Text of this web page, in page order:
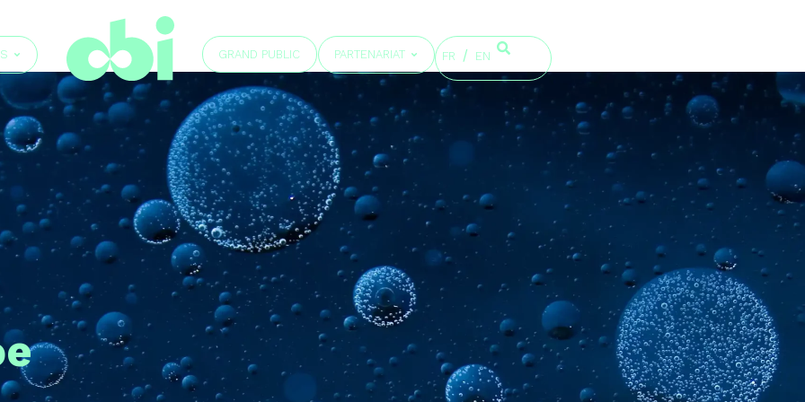
GRAND PUBLIC PARTENARIAT FR EN